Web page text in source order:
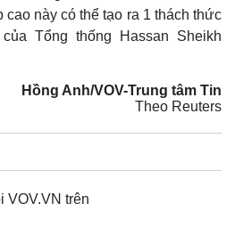
cao này có thể tạo ra 1 thách thức
Tổng thống Hassan Sheikh
Hồng Anh/VOV-Trung tâm Tin
Theo Reuters
VOV.VN trên